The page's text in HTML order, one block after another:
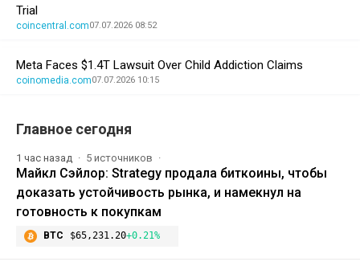
Trial
coincentral.com07.07.2026 08:52
Meta Faces $1.4T Lawsuit Over Child Addiction Claims
coinomedia.com07.07.2026 10:15
Главное сегодня
1 час назад 5 источников
Майкл Сэйлор: Strategy продала биткоины, чтобы
доказать устойчивость рынка, и намекнул на
готовность к покупкам
BTC $65,231.20+0.21%